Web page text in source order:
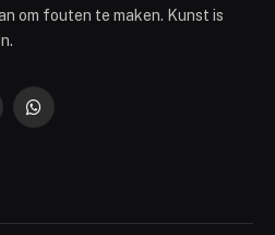
om fouten te maken. Kunst is
WhatsApp